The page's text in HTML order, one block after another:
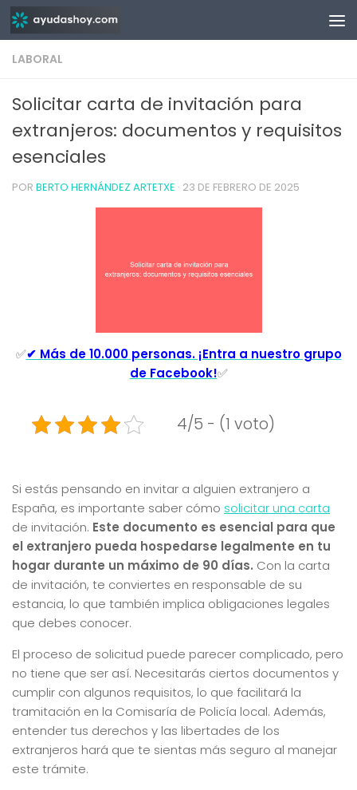
Saltar al contenido
LABORAL
Solicitar carta de invitación para
extranjeros: documentos y requisitos
esenciales
POR BERTO HERNÁNDEZ ARTETXE · 23 DE FEBRERO DE 2025
✅✔ Más de 10.000 personas. ¡Entra a nuestro grupo
de Facebook!✅
4/5 - (1 voto)
Si estás pensando en invitar a alguien extranjero a
España, es importante saber cómo solicitar una carta
de invitación. Este documento es esencial para que
el extranjero pueda hospedarse legalmente en tu
hogar durante un máximo de 90 días. Con la carta
de invitación, te conviertes en responsable de su
estancia, lo que también implica obligaciones legales
que debes conocer.
El proceso de solicitud puede parecer complicado, pero
no tiene que ser así. Necesitarás ciertos documentos y
cumplir con algunos requisitos, lo que facilitará la
tramitación en la Comisaría de Policía local. Además,
entender tus derechos y las libertades de los
extranjeros hará que te sientas más seguro al manejar
este trámite.